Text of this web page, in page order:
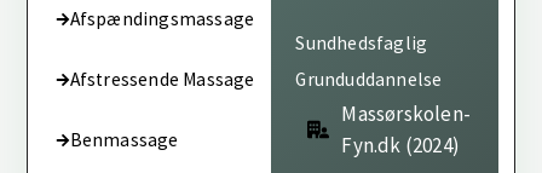
Afspændingsmassage
Afstressende Massage
Benmassage
Sundhedsfaglig
Grunduddannelse
Massørskolen-
Fyn.dk (2024)